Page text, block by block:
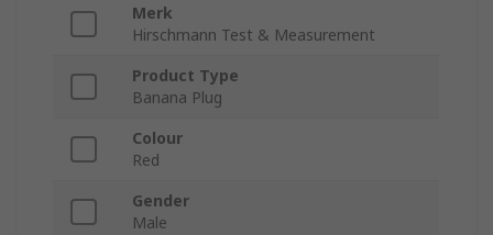
Merk
Hirschmann Test & Measurement
Product Type
Banana Plug
Colour
Red
Gender
Male